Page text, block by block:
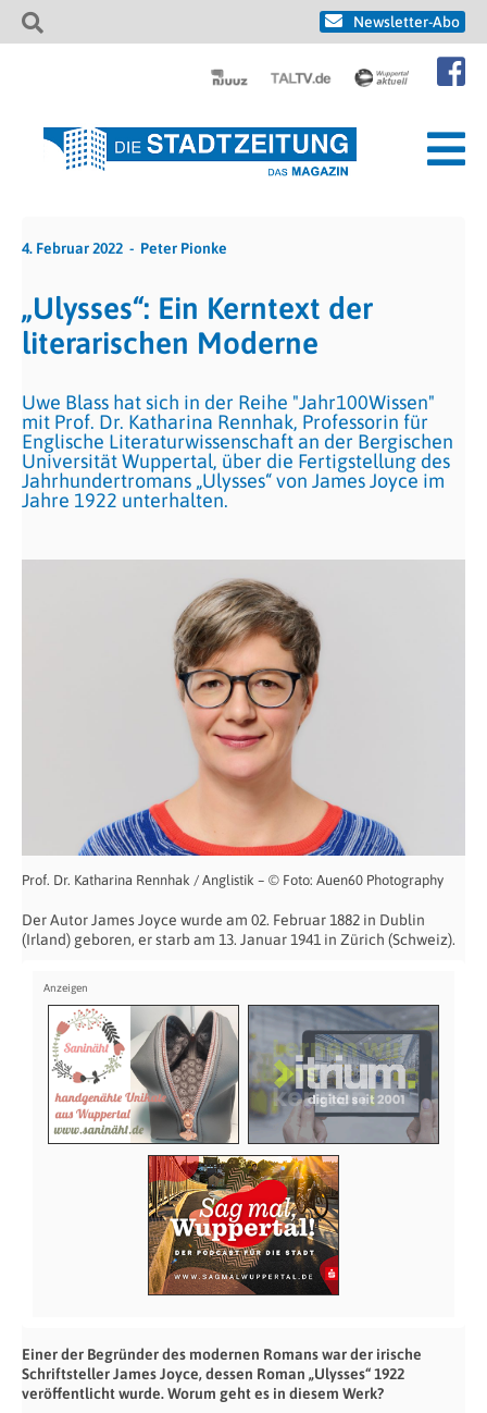
Newsletter-Abo
4. Februar 2022 Peter Pionke
„Ulysses“: Ein Kerntext der
literarischen Moderne
Uwe Blass hat sich in der Reihe "Jahr100Wissen"
mit Prof. Dr. Katharina Rennhak, Professorin für
Englische Literaturwissenschaft an der Bergischen
Universität Wuppertal, über die Fertigstellung des
Jahrhundertromans „Ulysses“ von James Joyce im
Jahre 1922 unterhalten.
Prof. Dr. Katharina Rennhak / Anglistik – © Foto: Auen60 Photography
Der Autor James Joyce wurde am 02. Februar 1882 in Dublin
(Irland) geboren, er starb am 13. Januar 1941 in Zürich (Schweiz).
Einer der Begründer des modernen Romans war der irische
Schriftsteller James Joyce, dessen Roman „Ulysses“ 1922
veröffentlicht wurde. Worum geht es in diesem Werk?